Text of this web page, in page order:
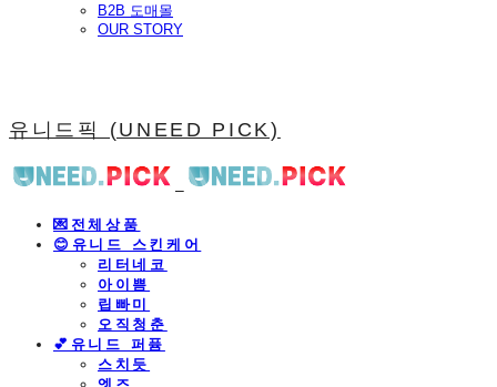
B2B 도매몰
OUR STORY
유니드픽 (UNEED PICK)
💌전체상품
😊유니드 스킨케어
리터네코
아이쁨
립빠미
오직청춘
💕유니드 퍼퓸
스치듯